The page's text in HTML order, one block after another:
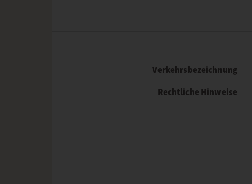
Verkehrsbezeichnung
Rechtliche Hinweise